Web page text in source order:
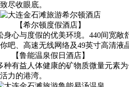
尽收眼底。
【希尔顿度假酒店】
心与度假的优美环境。440间宽
、高速无线网络及49英寸高清液
【鲁能温泉假日酒店】
有益人体健康的矿物质微量元素
力的港湾。